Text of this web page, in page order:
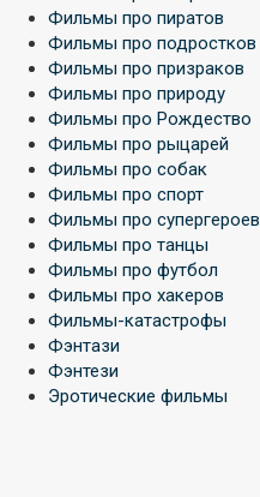
Фильмы про пиратов
Фильмы про подростков
Фильмы про призраков
Фильмы про природу
Фильмы про Рождество
Фильмы про рыцарей
Фильмы про собак
Фильмы про спорт
Фильмы про супергероев
Фильмы про танцы
Фильмы про футбол
Фильмы про хакеров
Фильмы-катастрофы
Фэнтази
Фэнтези
Эротические фильмы